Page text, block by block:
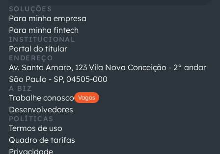
SOLUÇÕES
Para minha empresa
Para minha fintech
INSTITUCIONAL
Portal do titular
ENDEREÇO
Av. Santo Amaro, 123 Vila Nova Conceição - 2° andar
São Paulo - SP, 04505-000
A BIZ
Trabalhe conosco Vagas
Desenvolvedores
POLÍTICAS
Termos de uso
Quadro de tarifas
Privacidade